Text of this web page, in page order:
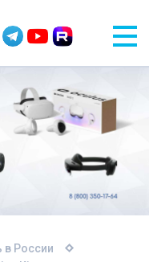
в России